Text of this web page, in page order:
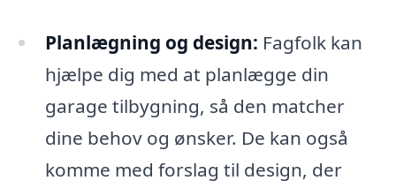
Planlægning og design: Fagfolk kan
hjælpe dig med at planlægge din
garage tilbygning, så den matcher
dine behov og ønsker. De kan også
komme med forslag til design, der